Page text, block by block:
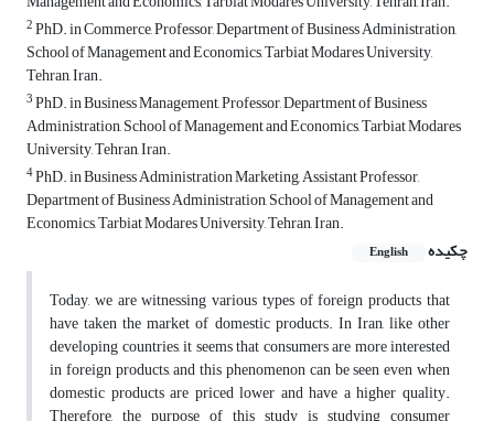
2PhD. in Commerce, Professor, Department of Business Administration,
School of Management and Economics, Tarbiat Modares University,
Tehran, Iran.
3PhD. in Business Management, Professor, Department of Business
Administration, School of Management and Economics, Tarbiat Modares
University, Tehran, Iran.
4PhD. in Business Administration Marketing, Assistant Professor,
Department of Business Administration, School of Management and
Economics, Tarbiat Modares University, Tehran, Iran.
چکیده
English
Today, we are witnessing various types of foreign products that
have taken the market of domestic products. In Iran, like other
developing countries, it seems that consumers are more interested
in foreign products, and this phenomenon can be seen even when
domestic products are priced lower and have a higher quality.